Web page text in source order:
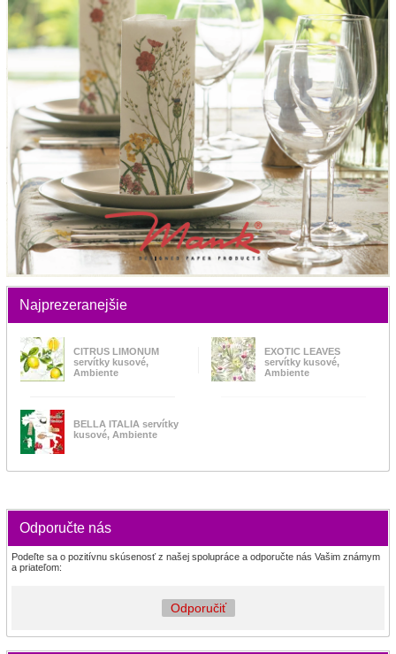
Najprezeranejšie
CITRUS LIMONUM
servítky kusové,
Ambiente
EXOTIC LEAVES
servítky kusové,
Ambiente
BELLA ITALIA servítky
kusové, Ambiente
Odporučte nás
Podeľte sa o pozitívnu skúsenosť z našej spolupráce a odporučte nás Vašim známym
a priateľom:
Odporučiť